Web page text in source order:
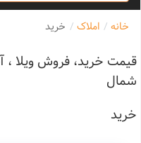
خانه املاک خرید
قیمت خرید، فروش ویلا ،
شمال
خرید